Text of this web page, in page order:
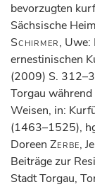
bevorzugten
Sächsische
Schirmer, Uwe:
ernestinischen
(2009) S.
Torgau
Weisen, in:
(1463–1525),
Doreen Zerbe,
Beiträge zur
Stadt Torgau,